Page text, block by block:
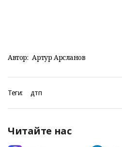
Автор: Артур Арсланов
Теги: дтп
Читайте нас